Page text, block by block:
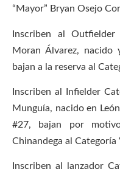
“Mayor” Bryan Osejo
Inscriben al Outfielder
Moran Álvarez, nacido
bajan a la reserva al
Inscriben al Infielder
Munguía, nacido en
#27, bajan por
Chinandega al Categoría
Inscriben al lanzador